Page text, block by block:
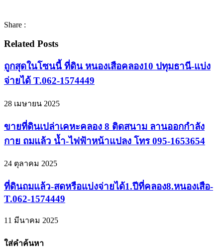
Share :
Related Posts
ถูกสุดในโซนนี้ ที่ดิน หนองเสือคลอง10 ปทุมธานี-แบ่ง
จ่ายได้ T.062-1574449
28 เมษายน 2025
ขายที่ดินเปล่าเคหะคลอง 8 ติดสนาม ลานออกกำลัง
กาย ถมแล้ว น้ำ-ไฟฟ้าหน้าแปลง โทร 095-1653654
24 ตุลาคม 2025
ที่ดินถมแล้ว-สดหรือแบ่งจ่ายได้1.ปีที่คลอง8.หนองเสือ-
T.062-1574449
11 มีนาคม 2025
ใส่คำค้นหา